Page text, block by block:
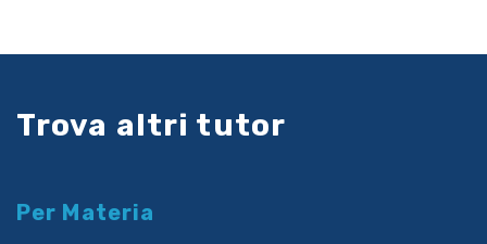
Trova altri tutor
Per Materia